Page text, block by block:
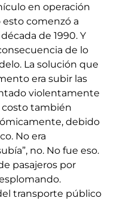
en operación
esto comenzó a
de 1990. Y
de lo
La solución que
era subir las
violentamente
costo también
debido
No era
no. No fue eso.
pasajeros por
transporte público